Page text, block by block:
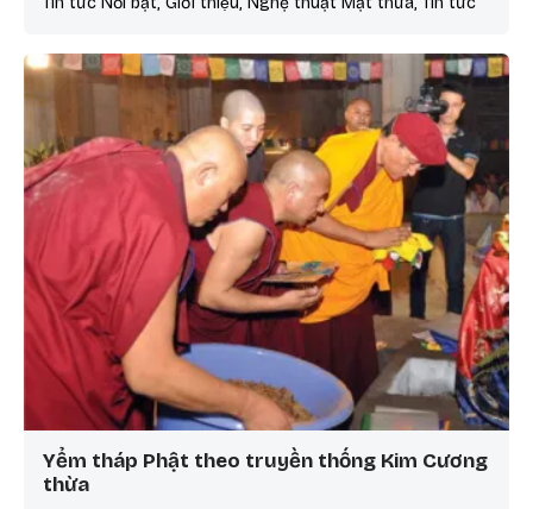
Yểm tháp Phật theo truyền thống Kim Cương
thừa